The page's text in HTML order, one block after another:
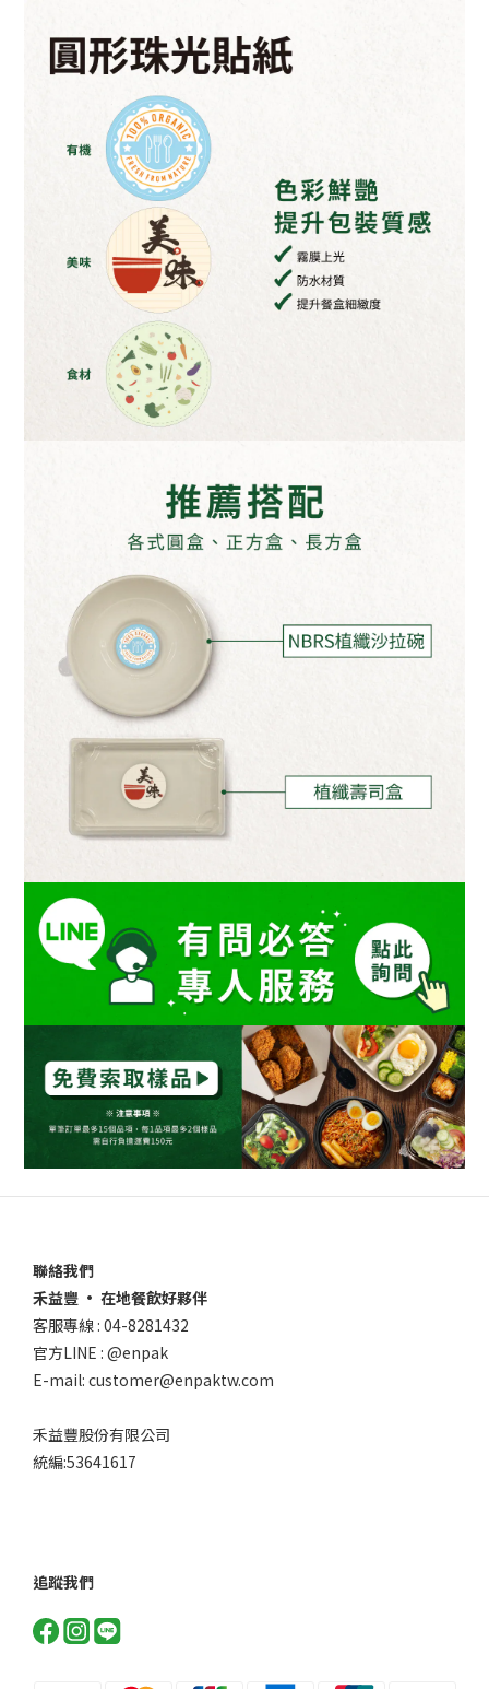
聯絡我們
禾益豐 • 在地餐飲好夥伴
客服專線 : 04-8281432
官方LINE : @enpak
E-mail: customer@enpaktw.com
禾益豐股份有限公司
統編:53641617
追蹤我們